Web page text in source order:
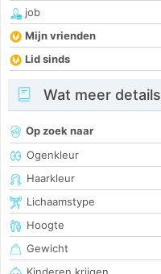
job
Mijn vrienden
Lid sinds
Wat meer details
Op zoek naar
Ogenkleur
Haarkleur
Lichaamstype
Hoogte
Gewicht